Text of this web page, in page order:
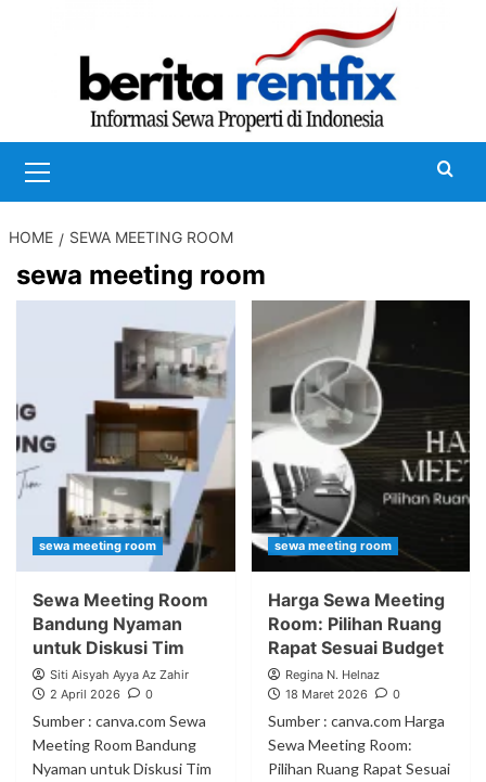
Menu
HOME SEWA MEETING ROOM
sewa meeting room
sewa meeting room
Sewa Meeting Room
Bandung Nyaman
untuk Diskusi Tim
Siti Aisyah Ayya Az Zahir
2 April 2026
0
Sumber : canva.com Sewa
Meeting Room Bandung
Nyaman untuk Diskusi Tim
sewa meeting room
Harga Sewa Meeting
Room: Pilihan Ruang
Rapat Sesuai Budget
Regina N. Helnaz
18 Maret 2026
0
Sumber : canva.com Harga
Sewa Meeting Room:
Pilihan Ruang Rapat Sesuai